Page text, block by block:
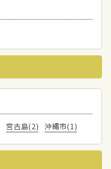
宮古島(2) 沖縄市(1)